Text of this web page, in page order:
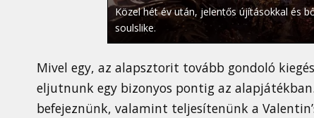
Közel hét év után, jelentős újításokkal és
soulslike.
Mivel egy, az alapsztorit tovább gondoló
eljutnunk egy bizonyos pontig az
befejeznünk, valamint teljesítenünk a